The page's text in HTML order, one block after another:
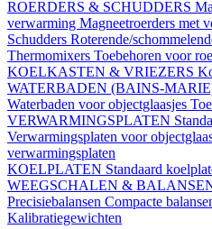
ROERDERS & SCHUDDERS
verwarming Magneetroerders met
Schudders Roterende/
Thermomixers Toebehoren voor
KOELKASTEN & VRIEZERS
WATERBADEN (BAINS-
Waterbaden voor objectglaasjes
VERWARMINGSPLATEN
Verwarmingsplaten voor
verwarmingsplaten
KOELPLATEN Standaard
WEEGSCHALEN &
Precisiebalansen Compacte
Kalibratiegewichten